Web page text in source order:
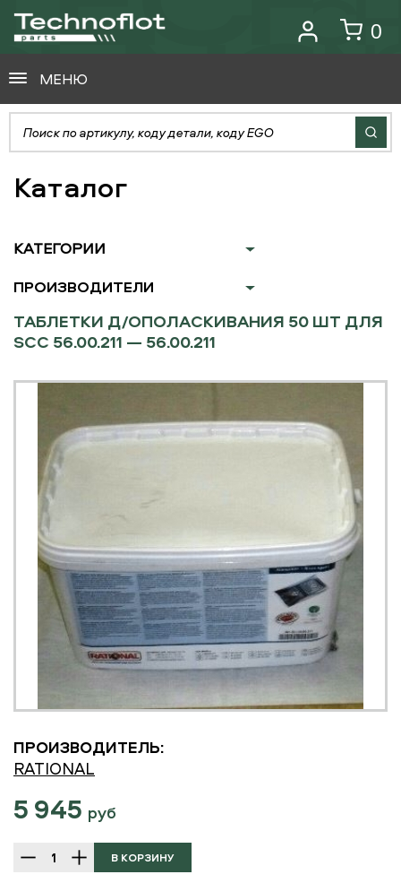
0
МЕНЮ
Каталог
КАТЕГОРИИ
ПРОИЗВОДИТЕЛИ
ТАБЛЕТКИ Д/ОПОЛАСКИВАНИЯ 50 ШТ ДЛЯ
SCC 56.00.211 — 56.00.211
ПРОИЗВОДИТЕЛЬ:
RATIONAL
5 945 руб